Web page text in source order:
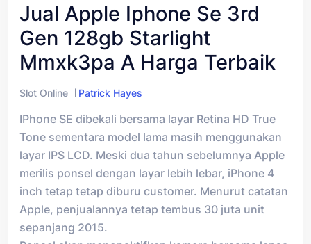
Jual Apple Iphone Se 3rd
Gen 128gb Starlight
Mmxk3pa A Harga Terbaik
Slot Online Patrick Hayes
IPhone SE dibekali bersama layar Retina HD True
Tone sementara model lama masih menggunakan
layar IPS LCD. Meski dua tahun sebelumnya Apple
merilis ponsel dengan layar lebih lebar, iPhone 4
inch tetap tetap diburu customer. Menurut catatan
Apple, penjualannya tetap tembus 30 juta unit
sepanjang 2015.